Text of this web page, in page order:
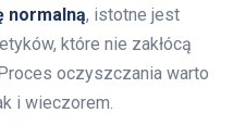
normalną, istotne jest
które nie zakłócą
oczyszczania warto
i wieczorem.